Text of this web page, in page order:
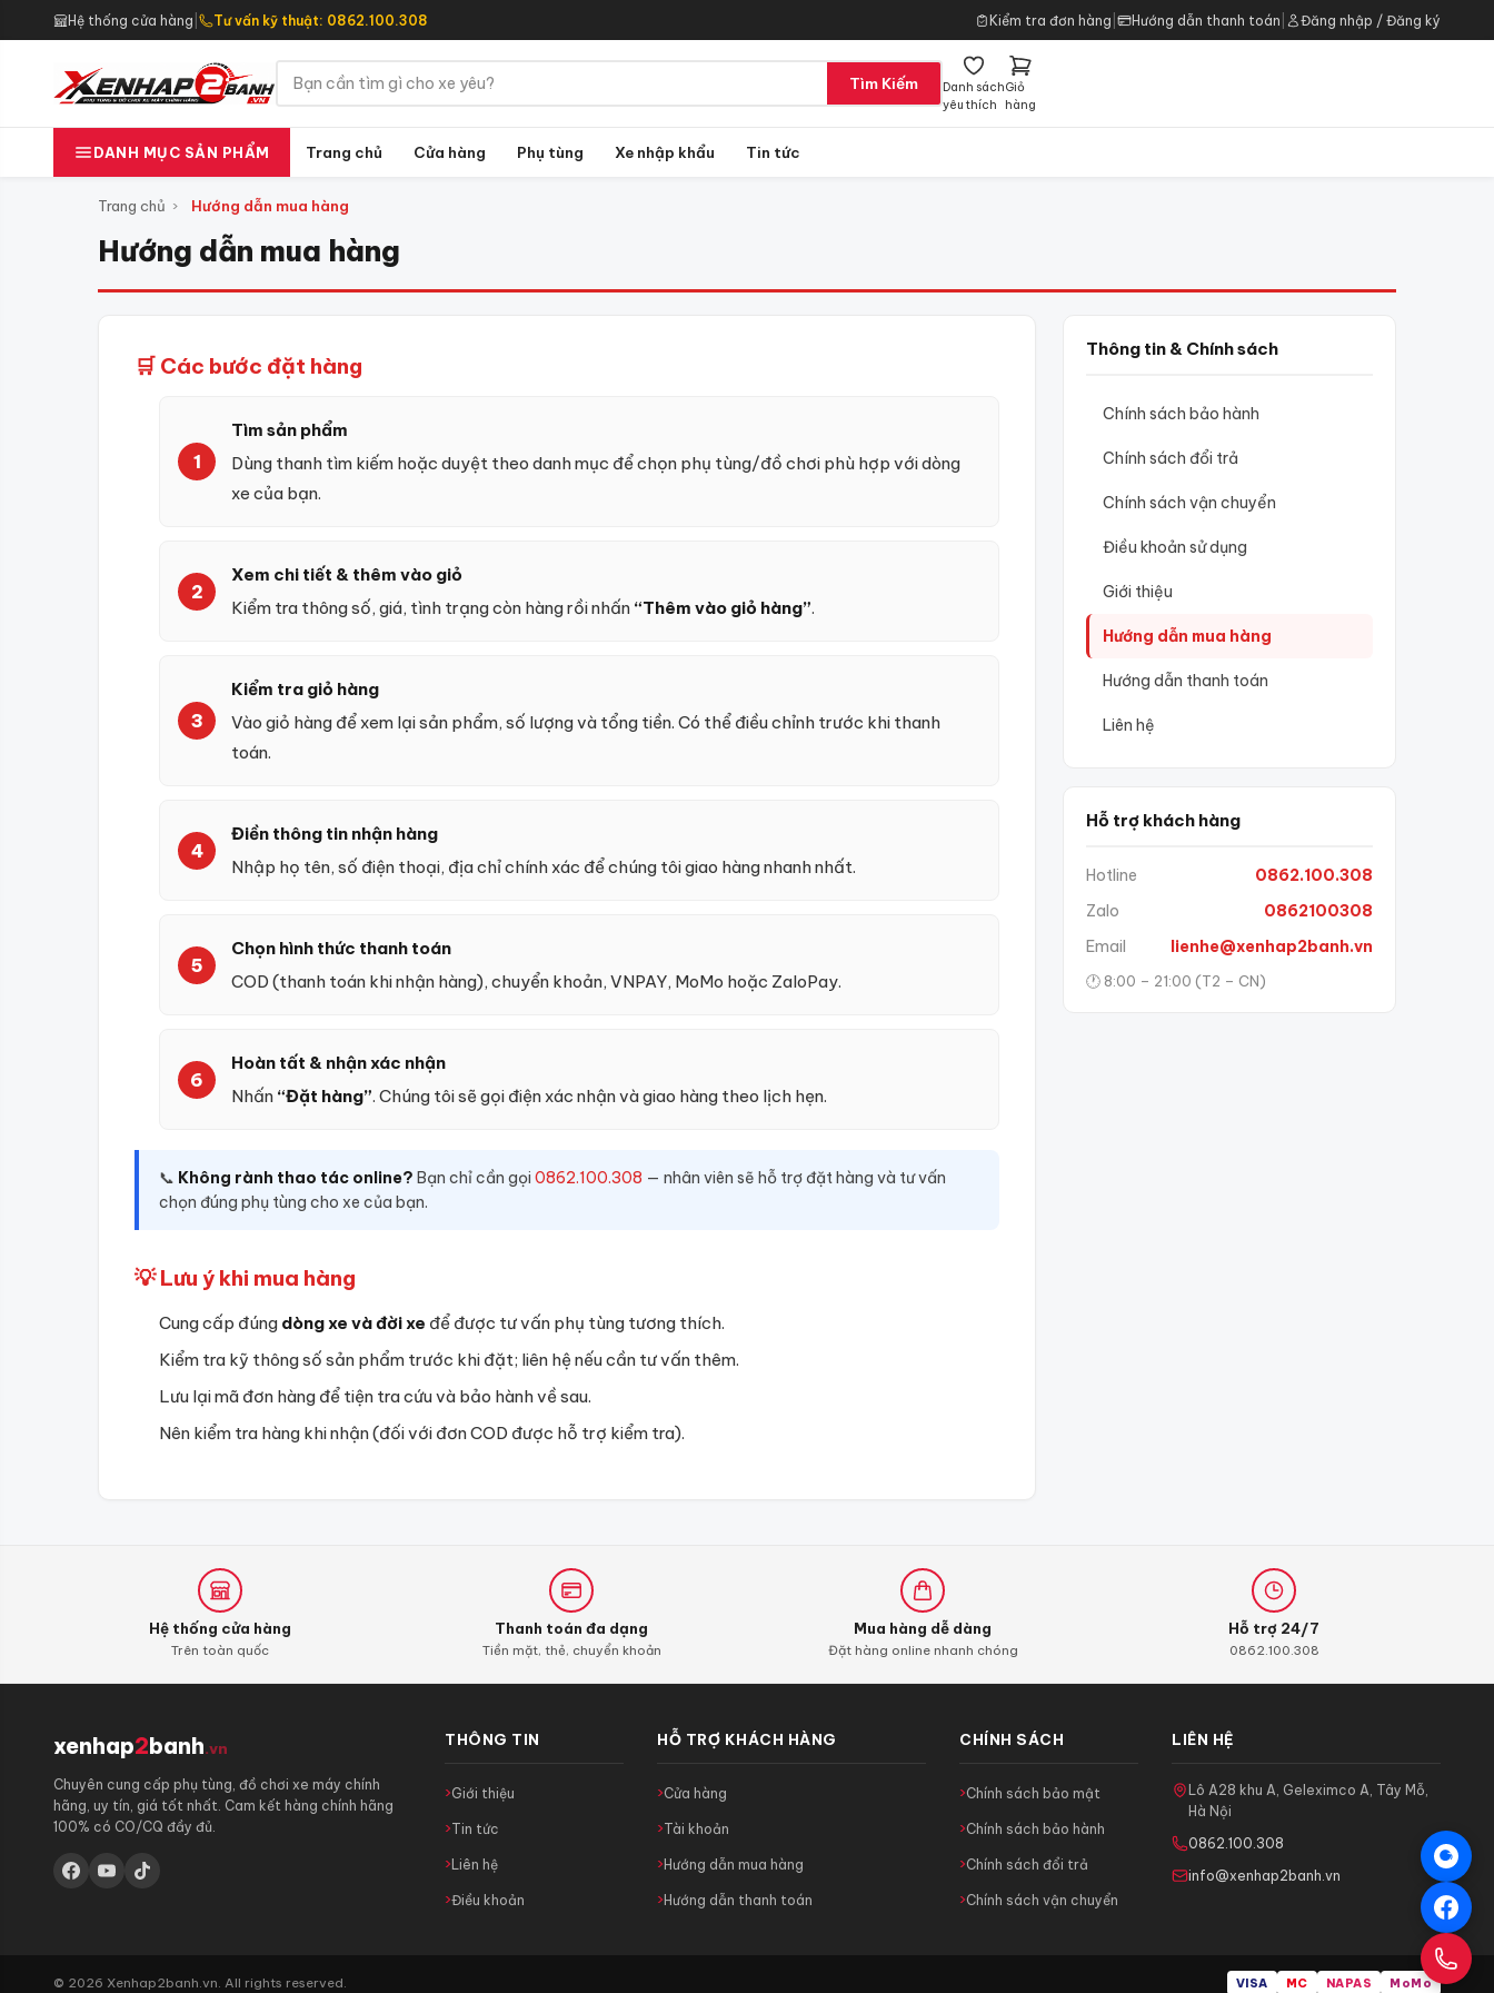
Hệ thống cửa hàng Tư vấn kỹ thuật: 0862.100.308 Kiểm tra đơn hàng Hướng dẫn thanh toán Đăng nhập / Đăng ký
Tìm Kiếm
Danh sách
yêu thích
Giỏ
hàng
DANH MỤC SẢN PHẨM Trang chủ Cửa hàng Phụ tùng Xe nhập khẩu Tin tức
Trang chủ › Hướng dẫn mua hàng
Hướng dẫn mua hàng
🛒 Các bước đặt hàng
Tìm sản phẩm
Dùng thanh tìm kiếm hoặc duyệt theo danh mục để chọn phụ tùng/đồ chơi phù hợp với dòng
xe của bạn.
Xem chi tiết & thêm vào giỏ
Kiểm tra thông số, giá, tình trạng còn hàng rồi nhấn “Thêm vào giỏ hàng”.
Kiểm tra giỏ hàng
Vào giỏ hàng để xem lại sản phẩm, số lượng và tổng tiền. Có thể điều chỉnh trước khi thanh
toán.
Điền thông tin nhận hàng
Nhập họ tên, số điện thoại, địa chỉ chính xác để chúng tôi giao hàng nhanh nhất.
Chọn hình thức thanh toán
COD (thanh toán khi nhận hàng), chuyển khoản, VNPAY, MoMo hoặc ZaloPay.
Hoàn tất & nhận xác nhận
Nhấn “Đặt hàng”. Chúng tôi sẽ gọi điện xác nhận và giao hàng theo lịch hẹn.
📞 Không rành thao tác online? Bạn chỉ cần gọi 0862.100.308 — nhân viên sẽ hỗ trợ đặt hàng và tư vấn
chọn đúng phụ tùng cho xe của bạn.
💡 Lưu ý khi mua hàng
Cung cấp đúng dòng xe và đời xe để được tư vấn phụ tùng tương thích.
Kiểm tra kỹ thông số sản phẩm trước khi đặt; liên hệ nếu cần tư vấn thêm.
Lưu lại mã đơn hàng để tiện tra cứu và bảo hành về sau.
Nên kiểm tra hàng khi nhận (đối với đơn COD được hỗ trợ kiểm tra).
Thông tin & Chính sách
Chính sách bảo hành
Chính sách đổi trả
Chính sách vận chuyển
Điều khoản sử dụng
Giới thiệu
Hướng dẫn mua hàng
Hướng dẫn thanh toán
Liên hệ
Hỗ trợ khách hàng
Hotline
0862.100.308
Zalo
0862100308
Email
lienhe@xenhap2banh.vn
🕐 8:00 – 21:00 (T2 – CN)
Hệ thống cửa hàng
Trên toàn quốc
Thanh toán đa dạng
Tiền mặt, thẻ, chuyển khoản
Mua hàng dễ dàng
Đặt hàng online nhanh chóng
Hỗ trợ 24/7
0862.100.308
xenhap2banh.vn
Chuyên cung cấp phụ tùng, đồ chơi xe máy chính
hãng, uy tín, giá tốt nhất. Cam kết hàng chính hãng
100% có CO/CQ đầy đủ.
THÔNG TIN
Giới thiệu
Tin tức
Liên hệ
Điều khoản
HỖ TRỢ KHÁCH HÀNG
Cửa hàng
Tài khoản
Hướng dẫn mua hàng
Hướng dẫn thanh toán
CHÍNH SÁCH
Chính sách bảo mật
Chính sách bảo hành
Chính sách đổi trả
Chính sách vận chuyển
LIÊN HỆ
Lô A28 khu A, Geleximco A, Tây Mỗ,
Hà Nội
0862.100.308
info@xenhap2banh.vn
© 2026 Xenhap2banh.vn. All rights reserved. VISA MC NAPAS MoMo